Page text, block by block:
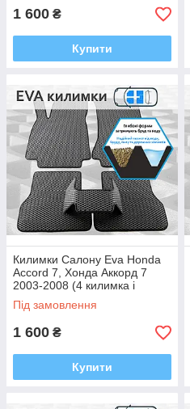
1 600 ₴
Купити
Килимки Салону Eva Honda
Accord 7, Хонда Аккорд 7
2003-2008 (4 килимка і
тунель між задніми, багато
кольорів Ева, Єва)
Під замовлення
1 600 ₴
Купити